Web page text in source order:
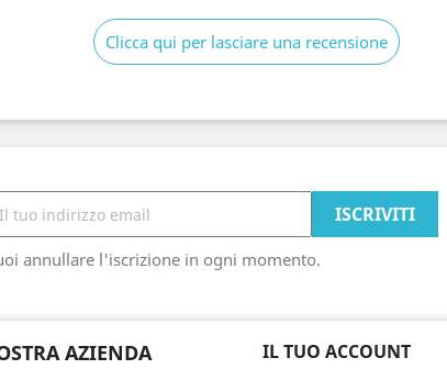
Clicca qui per lasciare una recensione
annullare l'iscrizione in ogni momento.
AZIENDA IL TUO ACCOUNT